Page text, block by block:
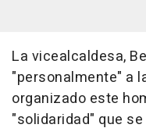
La vicealcaldesa,
"personalmente" a
organizado este
"solidaridad" que